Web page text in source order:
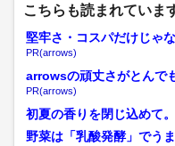
こちらも読まれていま
堅牢さ・コスパだけじゃ
PR(arrows)
arrowsの頑丈さがとんで
PR(arrows)
初夏の香りを閉じ込めて
作る「青じそジェノベー
野菜は「乳酸発酵」でう